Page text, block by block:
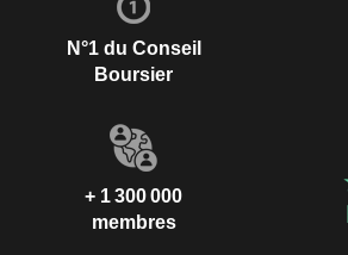
N°1 du Conseil
Boursier
+ 1 300 000
membres